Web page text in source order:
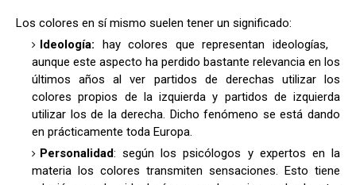
Los colores en sí mismo suelen tener un significado:
Ideología: hay colores que representan ideologías,
aunque este aspecto ha perdido bastante relevancia en los
últimos años al ver partidos de derechas utilizar los
colores propios de la izquierda y partidos de izquierda
utilizar los de la derecha. Dicho fenómeno se está dando
en prácticamente toda Europa.
Personalidad: según los psicólogos y expertos en la
materia los colores transmiten sensaciones. Esto tiene